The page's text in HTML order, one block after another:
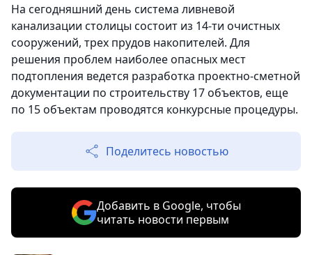
На сегодняшний день система ливневой
канализации столицы состоит из 14-ти очистных
сооружений, трех прудов накопителей. Для
решения проблем наиболее опасных мест
подтопления ведется разработка проектно-сметной
документации по строительству 17 объектов, еще
по 15 объектам проводятся конкурсные процедуры.
Поделитесь новостью
Добавить в Google, чтобы
читать новости первым